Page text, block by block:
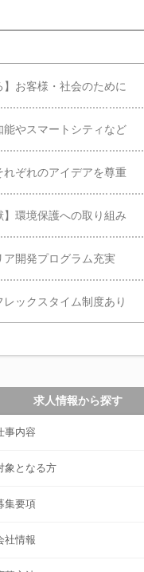
】お客様・社会のために
能やスマートシティなど
れぞれのアイデアを尊重
】環境保護への取り組み
ア開発プログラム充実
レックスタイム制度あり
求人情報から探す
事内容
象となる方
集要項
社情報